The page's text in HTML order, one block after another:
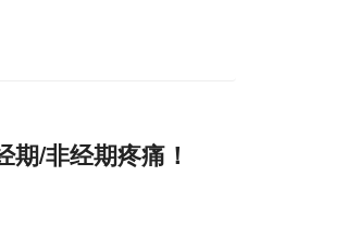
/非经期疼痛！